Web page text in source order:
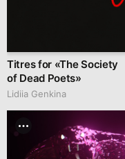
Titres for «The Society
of Dead Poets»
Lidiia Genkina